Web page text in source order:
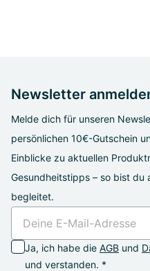
Newsletter
Melde dich für unseren
persönlichen 10€-Gutschein
Einblicke zu aktuellen
Gesundheitstipps – so bist du
begleitet.
Ja, ich habe die AGB und
und verstanden. *